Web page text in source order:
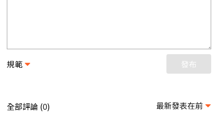
規範 發布
全部評論 (0) 最新發表在前